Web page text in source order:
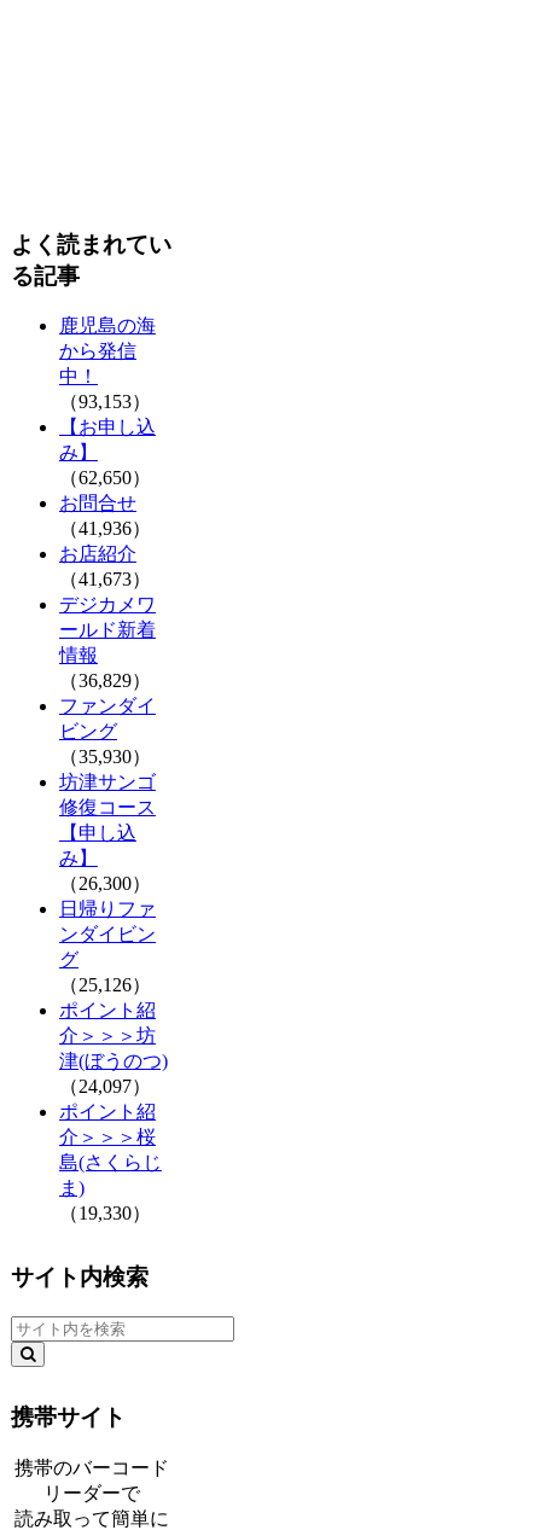
よく読まれてい
る記事
鹿児島の海
から発信
中！
（93,153）
【お申し込
み】
（62,650）
お問合せ
（41,936）
お店紹介
（41,673）
デジカメワ
ールド新着
情報
（36,829）
ファンダイ
ビング
（35,930）
坊津サンゴ
修復コース
【申し込
み】
（26,300）
日帰りファ
ンダイビン
グ
（25,126）
ポイント紹
介＞＞＞坊
津(ぼうのつ)
（24,097）
ポイント紹
介＞＞＞桜
島(さくらじ
ま)
（19,330）
サイト内検索
携帯サイト
携帯のバーコード
リーダーで
読み取って簡単に